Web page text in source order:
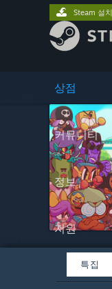
상점
커뮤니티
정보
지원
Steam 설치
특집